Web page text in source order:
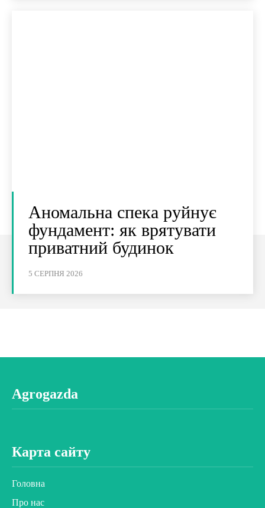
Аномальна спека руйнує
фундамент: як врятувати
приватний будинок
5 СЕРПНЯ 2026
Agrogazda
Карта сайту
Головна
Про нас